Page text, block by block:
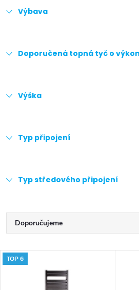
Výbava
Doporučená topná tyč o
Výška
Typ připojení
Typ středového připojení
Ř
a
z
Doporučujeme
Nejdražší
Nejprodávanější
V
TOP 6